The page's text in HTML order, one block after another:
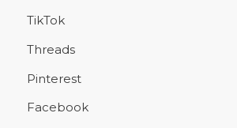
TikTok
Threads
Pinterest
Facebook